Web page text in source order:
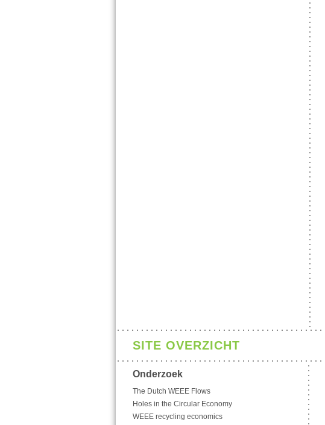
SITE OVERZICHT
Onderzoek
The Dutch WEEE Flows
Holes in the Circular Economy
WEEE recycling economics